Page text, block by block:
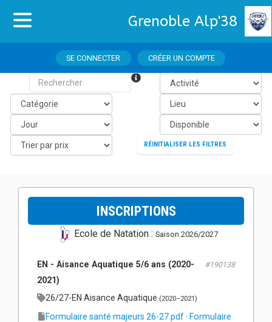
Grenoble Alp'38
SE CONNECTER CRÉER UN COMPTE
RÉINITIALISER LES FILTRES
INSCRIPTIONS
Ecole de Natation : Saison 2026/2027
EN - Aisance Aquatique 5/6 ans (2020-
2021)
#190138
26/27-EN Aisance Aquatique (2020–2021)
Formulaire santé majeurs 26-27.pdf · Formulaire